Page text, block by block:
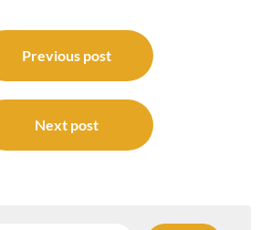
Previous post
Next post